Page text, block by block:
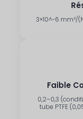
3×10^-6 mm³/
Faible
0,2–0,3
tube PTFE